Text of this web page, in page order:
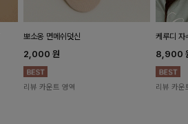
뽀소옹 면메쉬덧신
2,000 원
리뷰 카운트 영역
케루디 자
8,900
리뷰 카운